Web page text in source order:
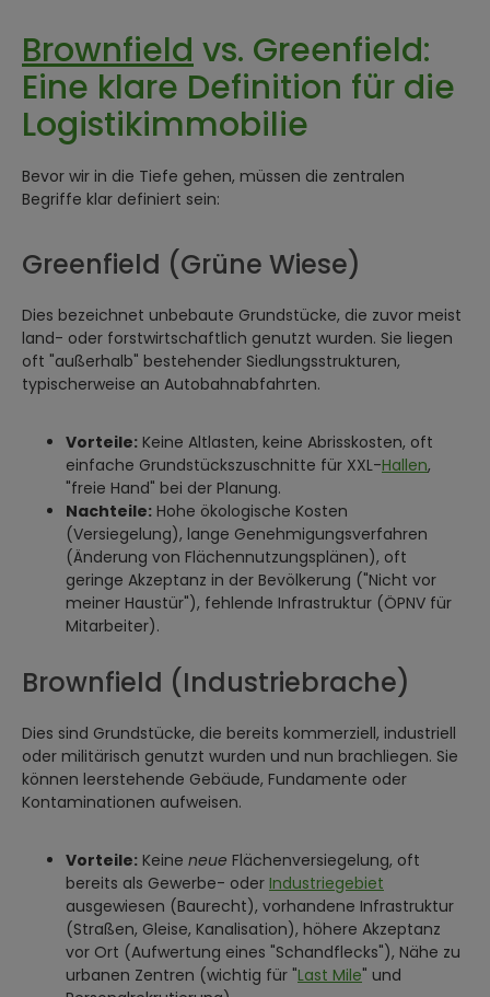
Brownfield vs. Greenfield:
Eine klare Definition für die
Logistikimmobilie
Bevor wir in die Tiefe gehen, müssen die zentralen
Begriffe klar definiert sein:
Greenfield (Grüne Wiese)
Dies bezeichnet unbebaute Grundstücke, die zuvor meist
land- oder forstwirtschaftlich genutzt wurden. Sie liegen
oft "außerhalb" bestehender Siedlungsstrukturen,
typischerweise an Autobahnabfahrten.
Vorteile: Keine Altlasten, keine Abrisskosten, oft
einfache Grundstückszuschnitte für XXL-Hallen,
"freie Hand" bei der Planung.
Nachteile: Hohe ökologische Kosten
(Versiegelung), lange Genehmigungsverfahren
(Änderung von Flächennutzungsplänen), oft
geringe Akzeptanz in der Bevölkerung ("Nicht vor
meiner Haustür"), fehlende Infrastruktur (ÖPNV für
Mitarbeiter).
Brownfield (Industriebrache)
Dies sind Grundstücke, die bereits kommerziell, industriell
oder militärisch genutzt wurden und nun brachliegen. Sie
können leerstehende Gebäude, Fundamente oder
Kontaminationen aufweisen.
Vorteile: Keine neue Flächenversiegelung, oft
bereits als Gewerbe- oder Industriegebiet
ausgewiesen (Baurecht), vorhandene Infrastruktur
(Straßen, Gleise, Kanalisation), höhere Akzeptanz
vor Ort (Aufwertung eines "Schandflecks"), Nähe zu
urbanen Zentren (wichtig für "Last Mile" und